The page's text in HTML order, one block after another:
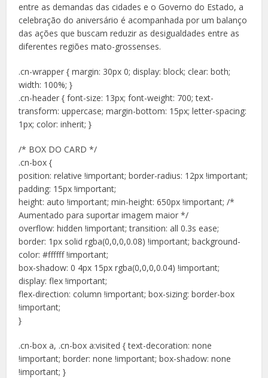
entre as demandas das cidades e o Governo do Estado, a
celebração do aniversário é acompanhada por um balanço
das ações que buscam reduzir as desigualdades entre as
diferentes regiões mato-grossenses.
.cn-wrapper { margin: 30px 0; display: block; clear: both;
width: 100%; }
.cn-header { font-size: 13px; font-weight: 700; text-
transform: uppercase; margin-bottom: 15px; letter-spacing:
1px; color: inherit; }
/* BOX DO CARD */
.cn-box {
position: relative !important; border-radius: 12px !important;
padding: 15px !important;
height: auto !important; min-height: 650px !important; /*
Aumentado para suportar imagem maior */
overflow: hidden !important; transition: all 0.3s ease;
border: 1px solid rgba(0,0,0,0.08) !important; background-
color: #ffffff !important;
box-shadow: 0 4px 15px rgba(0,0,0,0.04) !important;
display: flex !important;
flex-direction: column !important; box-sizing: border-box
!important;
}
.cn-box a, .cn-box a:visited { text-decoration: none
!important; border: none !important; box-shadow: none
!important; }